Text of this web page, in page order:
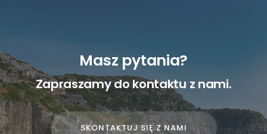
Masz pytania?
Zapraszamy do kontaktu z nami.
SKONTAKTUJ SIĘ Z NAMI